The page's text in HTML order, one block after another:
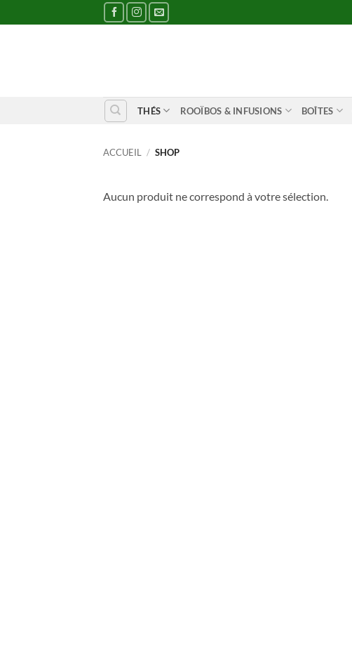
au
THÉS ROOÏBOS & INFUSIONS BOÎTES
ACCUEIL / SHOP
Aucun produit ne correspond à votre sélection.